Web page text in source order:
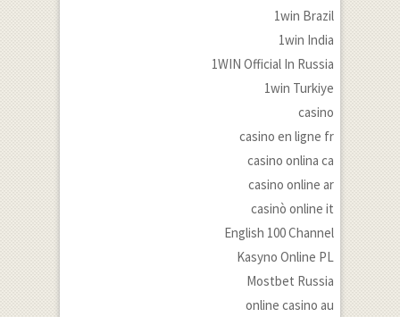
1win Brazil
1win India
1WIN Official In Russia
1win Turkiye
casino
casino en ligne fr
casino onlina ca
casino online ar
casinò online it
English 100 Channel
Kasyno Online PL
Mostbet Russia
online casino au